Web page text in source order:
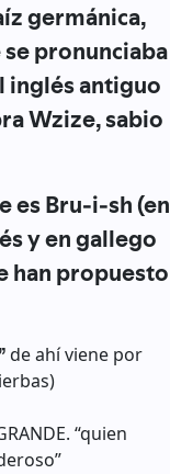
germánica,
pronunciaba
inglés antiguo
Wzize, sabio
es Bru-i-sh (en
y en gallego
han propuesto
de ahí viene por
“quien